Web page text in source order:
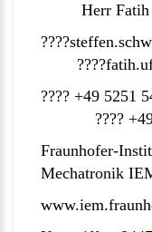
Herr Fatih
????
???? +49
Fraunhofer-
Mechatronik